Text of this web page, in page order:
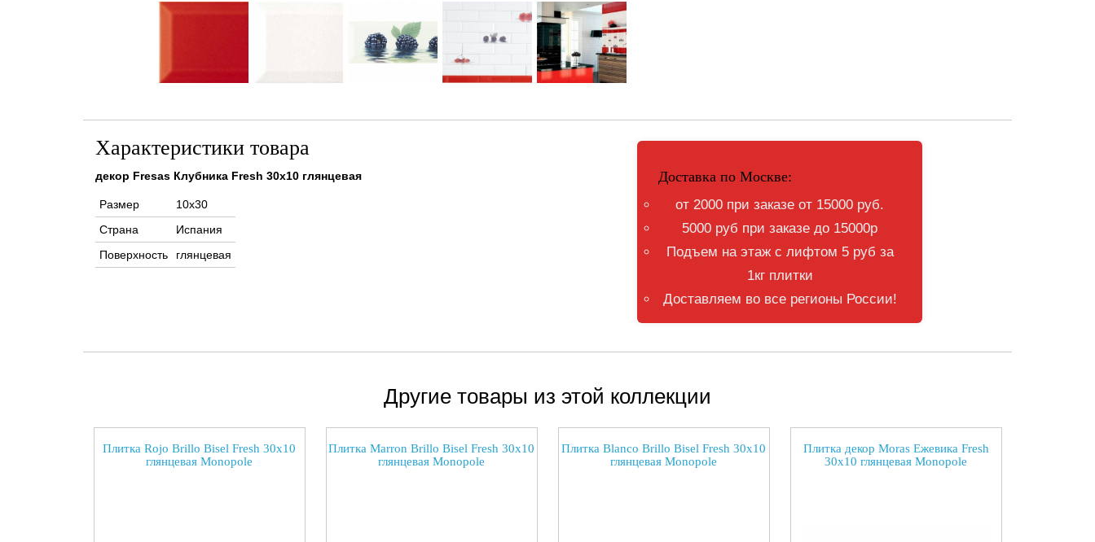
Характеристики товара
декор Fresas Клубника Fresh 30x10 глянцевая
Размер
10x30
Страна
Испания
Поверхность
глянцевая
Доставка по Москве:
от 2000 при заказе от 15000 руб.
5000 руб при заказе до 15000р
Подъем на этаж с лифтом 5 руб за
1кг плитки
Доставляем во все регионы России!
Другие товары из этой коллекции
Плитка Rojo Brillo Bisel Fresh 30x10
глянцевая Monopole
Плитка Marron Brillo Bisel Fresh 30x10
глянцевая Monopole
Плитка Blanco Brillo Bisel Fresh 30x10
глянцевая Monopole
Плитка декор Moras Ежевика Fresh
30x10 глянцевая Monopole